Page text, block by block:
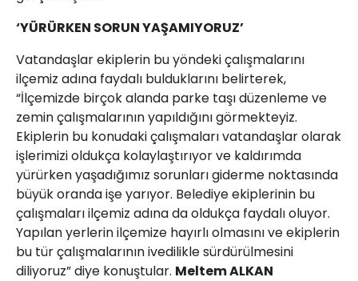
‘YÜRÜRKEN SORUN YAŞAMIYORUZ’
Vatandaşlar ekiplerin bu yöndeki çalışmalarını
ilçemiz adına faydalı bulduklarını belirterek,
“İlçemizde birçok alanda parke taşı düzenleme ve
zemin çalışmalarının yapıldığını görmekteyiz.
Ekiplerin bu konudaki çalışmaları vatandaşlar olarak
işlerimizi oldukça kolaylaştırıyor ve kaldırımda
yürürken yaşadığımız sorunları giderme noktasında
büyük oranda işe yarıyor. Belediye ekiplerinin bu
çalışmaları ilçemiz adına da oldukça faydalı oluyor.
Yapılan yerlerin ilçemize hayırlı olmasını ve ekiplerin
bu tür çalışmalarının ivedilikle sürdürülmesini
diliyoruz” diye konuştular. Meltem ALKAN